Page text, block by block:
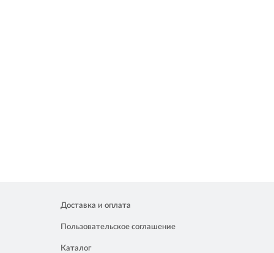
Доставка и оплата
Пользовательское соглашение
Каталог